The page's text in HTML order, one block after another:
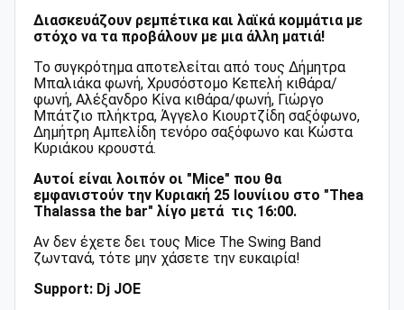
Διασκευάζουν ρεμπέτικα και λαϊκά κομμάτια με
στόχο να τα προβάλουν με μια άλλη ματιά!
Το συγκρότημα αποτελείται από τους Δήμητρα
Μπαλιάκα φωνή, Χρυσόστομο Κεπελή κιθάρα/
φωνή, Αλέξανδρο Κίνα κιθάρα/φωνή, Γιώργο
Μπάτζιο πλήκτρα, Άγγελο Κιουρτζίδη σαξόφωνο,
Δημήτρη Αμπελίδη τενόρο σαξόφωνο και Κώστα
Κυριάκου κρουστά.
Αυτοί είναι λοιπόν οι "Mice" που θα
εμφανιστούν την Κυριακή 25 Ιουνίιου στο "Thea
Thalassa the bar" λίγο μετά τις 16:00.
Αν δεν έχετε δει τους Mice The Swing Band
ζωντανά, τότε μην χάσετε την ευκαιρία!
Support: Dj JOE